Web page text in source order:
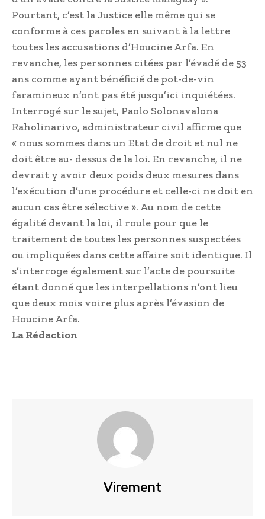
Pourtant, c’est la Justice elle même qui se
conforme à ces paroles en suivant à la lettre
toutes les accusations d’Houcine Arfa. En
revanche, les personnes citées par l’évadé de 53
ans comme ayant bénéficié de pot-de-vin
faramineux n’ont pas été jusqu’ici inquiétées.
Interrogé sur le sujet, Paolo Solonavalona
Raholinarivo, administrateur civil affirme que
« nous sommes dans un Etat de droit et nul ne
doit être au- dessus de la loi. En revanche, il ne
devrait y avoir deux poids deux mesures dans
l’exécution d’une procédure et celle-ci ne doit en
aucun cas être sélective ». Au nom de cette
égalité devant la loi, il roule pour que le
traitement de toutes les personnes suspectées
ou impliquées dans cette affaire soit identique. Il
s’interroge également sur l’acte de poursuite
étant donné que les interpellations n’ont lieu
que deux mois voire plus après l’évasion de
Houcine Arfa.
La Rédaction
Virement